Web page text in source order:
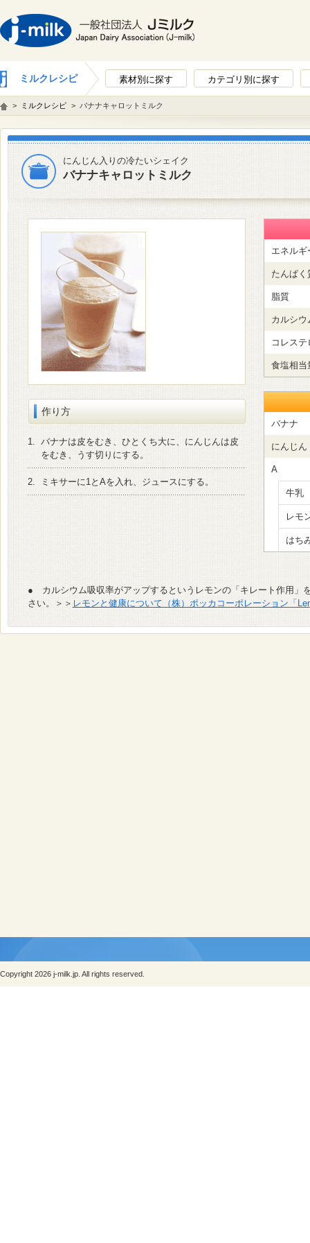
ミルクレシピ 素材別に探す カテゴリ別に探す
> ミルクレシピ > バナナキャロットミルク
にんじん入りの冷たいシェイク
バナナキャロットミルク
作り方
1. バナナは皮をむき、ひとくち大に、にんじんは皮
をむき、うす切りにする。
2. ミキサーに1とAを入れ、ジュースにする。
エネルギ
たんぱく
脂質
カルシウ
コレステ
食塩相当
バナナ
にんじん
A
牛乳
レモ
はち
● カルシウム吸収率がアップするというレモンの「キレート作用」
さい。＞＞ レモンと健康について（株）ポッカコーポレーション
Copyright 2026 j-milk.jp. All rights reserved.